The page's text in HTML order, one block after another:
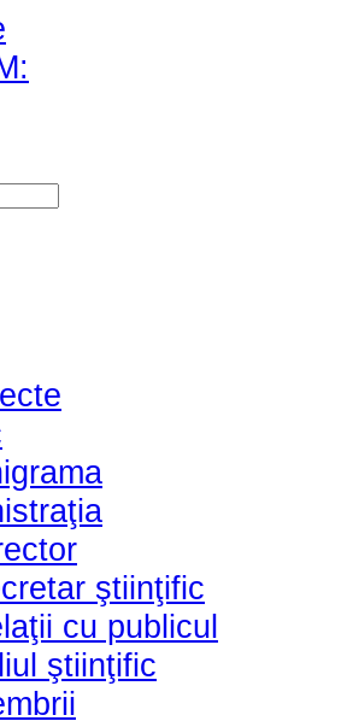
ştiinţific
cu publicul
ştiinţific